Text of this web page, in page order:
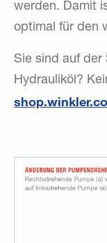
werden. Damit
optimal für den
Sie sind auf der
Hydrauliköl?